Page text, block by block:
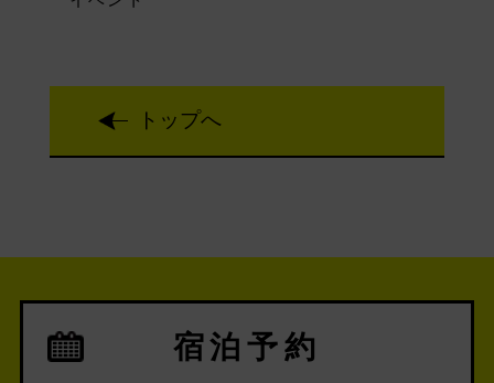
トップへ
宿泊予約